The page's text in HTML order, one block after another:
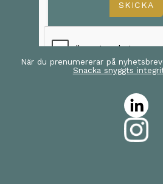
När du prenumererar på
Snacka snyggts